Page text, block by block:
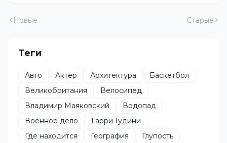
Новые Старые
Теги
Авто Актер Архитектура
Баскетбол
Великобритания
Велосипед
Владимир Маяковский
Водопад
Военное дело
Гарри Гудини
Где находится
География
Глупость